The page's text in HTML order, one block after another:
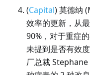
(Capital) 莫德纳
效率的更新，从
90%，对于重症
未提到是否有效
厂总裁